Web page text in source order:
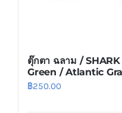
ตุ๊กตา ฉลาม /
Green / Atlantic
฿250.00